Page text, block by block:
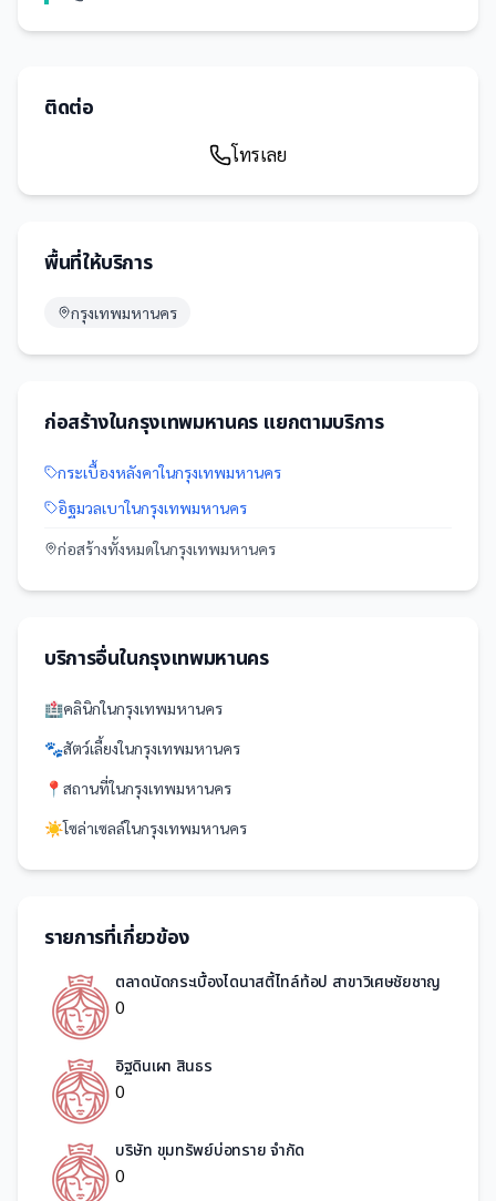
ติดต่อ
โทรเลย
พื้นที่ให้บริการ
กรุงเทพมหานคร
ก่อสร้างในกรุงเทพมหานครแยกตามบริการ
กระเบื้องหลังคาในกรุงเทพมหานคร
อิฐมวลเบาในกรุงเทพมหานคร
ก่อสร้างทั้งหมดในกรุงเทพมหานคร
บริการอื่นในกรุงเทพมหานคร
🏥คลินิกในกรุงเทพมหานคร
🐾สัตว์เลี้ยงในกรุงเทพมหานคร
📍 สถานที่ในกรุงเทพมหานคร
☀️โซล่าเซลล์ในกรุงเทพมหานคร
รายการที่เกี่ยวข้อง
ตลาดนัดกระเบื้องไดนาสตี้ไทล์ท้อป สาขาวิเศษชัยชาญ
0
อิฐดินเผา สินธร
0
บริษัท ขุมทรัพย์บ่อทราย จำกัด
0